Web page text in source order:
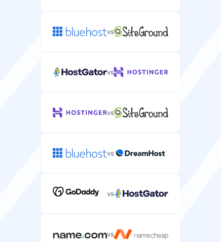
vs
vs
vs
vs
vs
vs